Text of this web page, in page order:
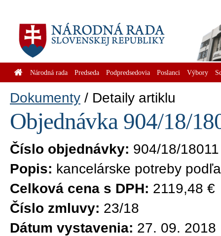
Národná rada Predseda Podpredsedovia Poslanci Výbory
Dokumenty Detaily artiklu
Objednávka 904/18/
Číslo objednávky: 904/18/18011
Popis: kancelárske potreby
Celková cena s DPH: 2119,48 €
Číslo zmluvy: 23/18
Dátum vystavenia: 27. 09. 2018